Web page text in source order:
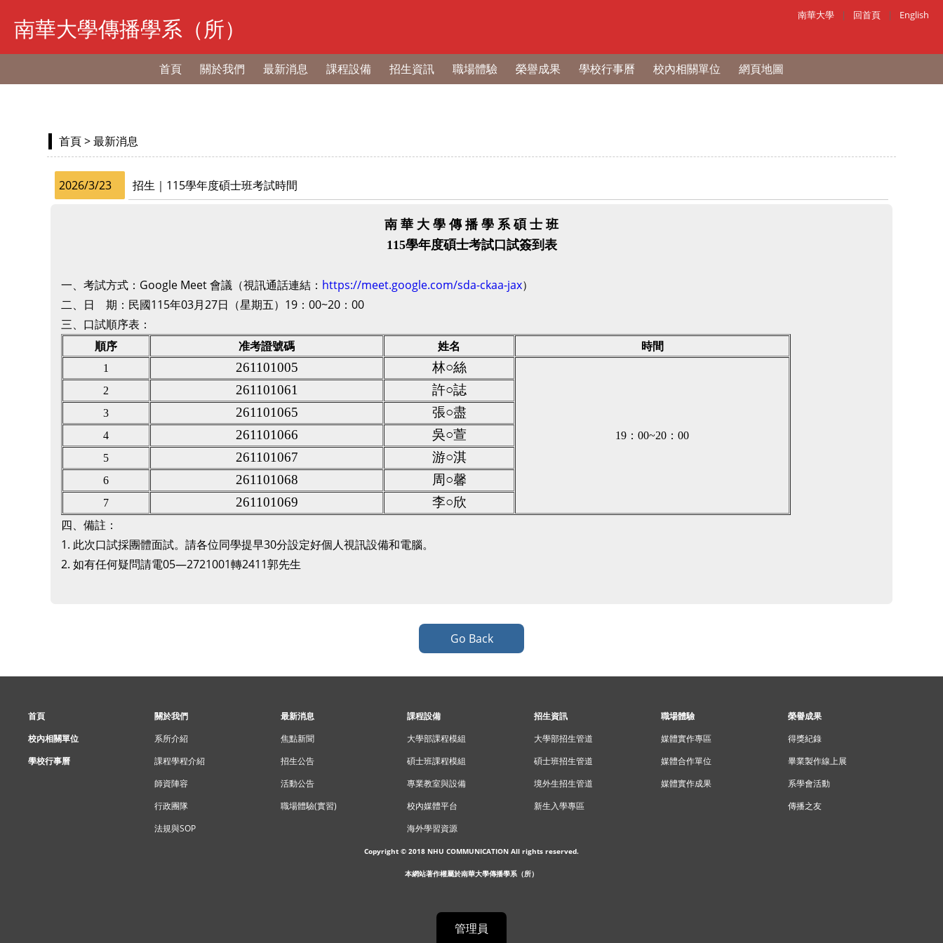
南華大學傳播學系（所）
首頁 關於我們 最新消息 課程設備 招生資訊 職場體驗 榮譽成果 學校行事曆 校內相關單位 網頁地圖
南華大學 | 回首頁 | English
首頁> 最新消息
2026/3/23 招生｜115學年度碩士班考試時間
南 華 大 學 傳 播 學 系 碩 士 班
115學年度碩士考試口試簽到表
一、考試方式：Google Meet 會議（視訊通話連結： https://meet.google.com/sda-ckaa-jax）
二、日 期：民國115年03月27日（星期五）19：00~20：00
三、口試順序表：
順序
准考證號碼 姓名 時間
1 261101005 林○絲
19：00~20：00
2 261101061 許○誌
3 261101065 張○盡
4 261101066 吳○萱
5 261101067 游○淇
6 261101068 周○馨
7 261101069 李○欣
四、備註：
1. 此次口試採團體面試。請各位同學提早30分設定好個人視訊設備和電腦。
2. 如有任何疑問請電05—2721001轉2411郭先生
Go Back
首頁
校內相關單位
學校行事曆
關於我們
系所介紹
課程學程介紹
師資陣容
行政團隊
法規與SOP
最新消息
焦點新聞
招生公告
活動公告
職場體驗(實習)
課程設備
大學部課程模組
碩士班課程模組
專業教室與設備
校內媒體平台
海外學習資源
招生資訊
大學部招生管道
碩士班招生管道
境外生招生管道
新生入學專區
職場體驗
媒體實作專區
媒體合作單位
媒體實作成果
榮譽成果
得獎紀錄
畢業製作線上展
系學會活動
傳播之友
Copyright © 2018 NHU COMMUNICATION All rights reserved.
本網站著作權屬於南華大學傳播學系（所）
管理員